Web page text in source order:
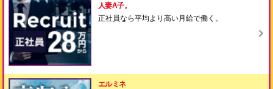
人妻A子。
正社員なら平均より高い月給で働く。
エルミネ